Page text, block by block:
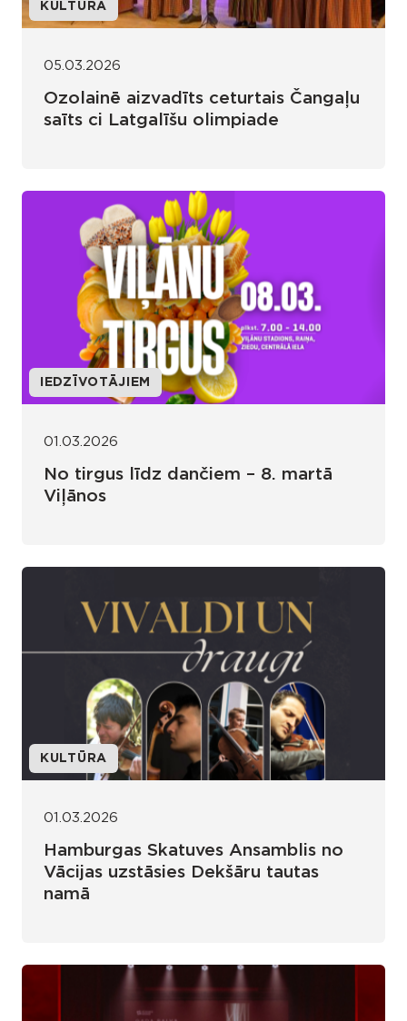
KULTŪRA
05.03.2026
Ozolainē aizvadīts ceturtais Čangaļu
saīts ci Latgalīšu olimpiade
IEDZĪVOTĀJIEM
01.03.2026
No tirgus līdz dančiem – 8. martā
Viļānos
KULTŪRA
01.03.2026
Hamburgas Skatuves Ansamblis no
Vācijas uzstāsies Dekšāru tautas
namā